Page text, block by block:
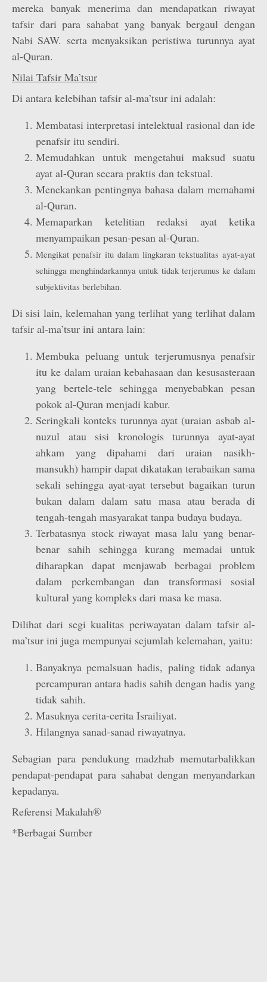
mereka banyak menerima dan mendapatkan riwayat
tafsir dari para sahabat yang banyak bergaul dengan
Nabi SAW. serta menyaksikan peristiwa turunnya ayat
al-Quran.
Nilai Tafsir Ma’tsur
Di antara kelebihan tafsir al-ma’tsur ini adalah:
Membatasi interpretasi intelektual rasional dan ide
penafsir itu sendiri.
Memudahkan untuk mengetahui maksud suatu
ayat al-Quran secara praktis dan tekstual.
Menekankan pentingnya bahasa dalam memahami
al-Quran.
Memaparkan ketelitian redaksi ayat ketika
menyampaikan pesan-pesan al-Quran.
Mengikat penafsir itu dalam lingkaran tekstualitas ayat-ayat
sehingga menghindarkannya untuk tidak terjerumus ke dalam
subjektivitas berlebihan.
Di sisi lain, kelemahan yang terlihat yang terlihat dalam
tafsir al-ma’tsur ini antara lain:
Membuka peluang untuk terjerumusnya penafsir
itu ke dalam uraian kebahasaan dan kesusasteraan
yang bertele-tele sehingga menyebabkan pesan
pokok al-Quran menjadi kabur.
Seringkali konteks turunnya ayat (uraian asbab al-
nuzul atau sisi kronologis turunnya ayat-ayat
ahkam yang dipahami dari uraian nasikh-
mansukh) hampir dapat dikatakan terabaikan sama
sekali sehingga ayat-ayat tersebut bagaikan turun
bukan dalam dalam satu masa atau berada di
tengah-tengah masyarakat tanpa budaya budaya.
Terbatasnya stock riwayat masa lalu yang benar-
benar sahih sehingga kurang memadai untuk
diharapkan dapat menjawab berbagai problem
dalam perkembangan dan transformasi sosial
kultural yang kompleks dari masa ke masa.
Dilihat dari segi kualitas periwayatan dalam tafsir al-
ma’tsur ini juga mempunyai sejumlah kelemahan, yaitu:
Banyaknya pemalsuan hadis, paling tidak adanya
percampuran antara hadis sahih dengan hadis yang
tidak sahih.
Masuknya cerita-cerita Israiliyat.
Hilangnya sanad-sanad riwayatnya.
Sebagian para pendukung madzhab memutarbalikkan
pendapat-pendapat para sahabat dengan menyandarkan
kepadanya.
Referensi Makalah®
*Berbagai Sumber